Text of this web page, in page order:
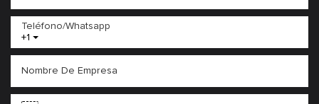
+1
Teléfono/whatsapp
Nombre De Empresa